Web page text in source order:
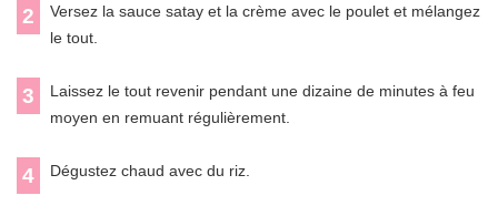
2
Versez la sauce satay et la crème avec le poulet et mélangez
le tout.
3
Laissez le tout revenir pendant une dizaine de minutes à feu
moyen en remuant régulièrement.
4 Dégustez chaud avec du riz.